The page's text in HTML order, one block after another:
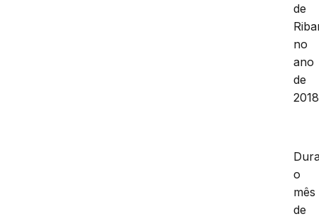
de
no
ano
de
o
mês
de